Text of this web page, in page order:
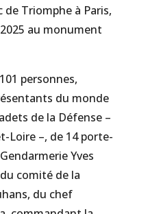
de Triomphe à Paris,
au monument
personnes,
du monde
de la Défense –
Loire –, de 14 porte-
Yves
comité de la
du chef